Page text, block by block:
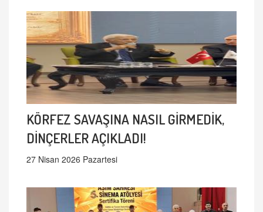
KÖRFEZ SAVAŞINA NASIL GİRMEDİK,
DİNÇERLER AÇIKLADI!
27 Nisan 2026 Pazartesi